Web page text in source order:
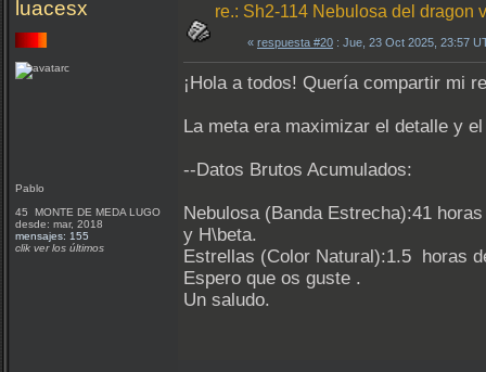
luacesx
Pablo
45 MONTE DE MEDA LUGO
desde: mar, 2018
mensajes: 155
clik ver los últimos
re.: Sh2-114 Nebulosa del dragon
« respuesta #20 : Jue, 23 Oct 2025, 23:57
¡Hola a todos! Quería compartir mi
La meta era maximizar el detalle y
--Datos Brutos Acumulados:
Nebulosa (Banda Estrecha):41
y H\beta.
Estrellas (Color Natural):1.5 horas
Espero que os guste .
Un saludo.